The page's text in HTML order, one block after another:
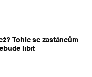
Tohle se zastáncům
líbit